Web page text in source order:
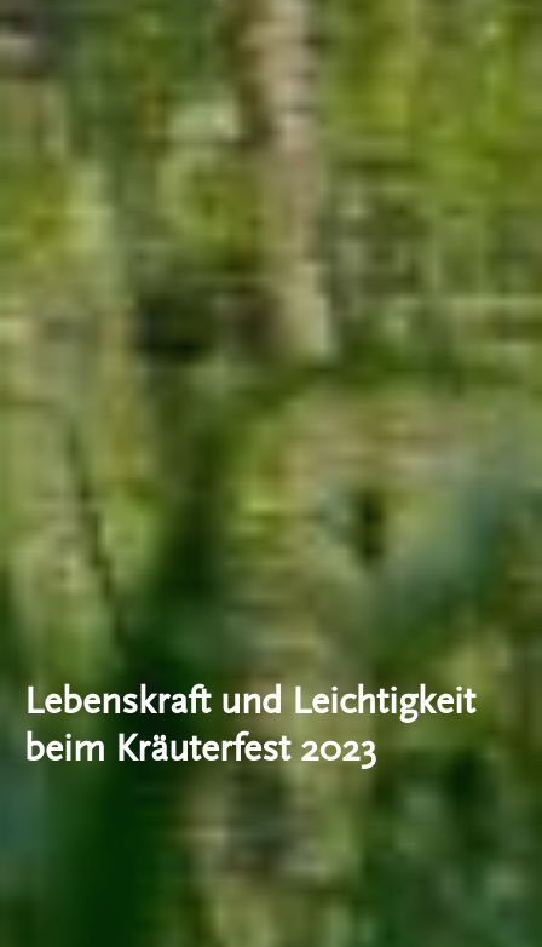
Lebenskraft und Leichtigkeit
beim Kräuterfest 2023